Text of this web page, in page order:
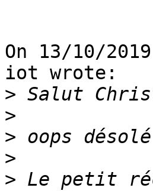
On 13/10/
iot wrote:
>
>
>
>
> Le petit